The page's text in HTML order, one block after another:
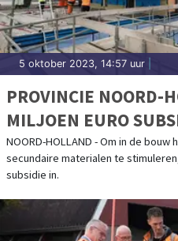
5 oktober 2023, 14:57 uur
PROVINCIE NOORD-
MILJOEN EURO
VOOR CIRCULAIR
NOORD-HOLLAND - Om in de
secundaire materialen te
subsidie in.